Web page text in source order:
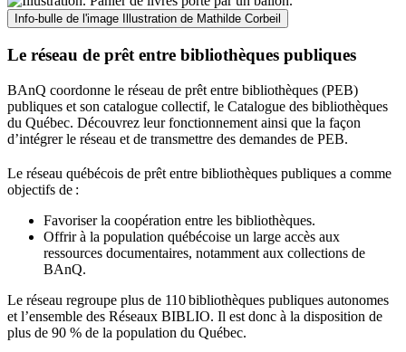
Info-bulle de l'image Illustration de Mathilde Corbeil
Le réseau de prêt entre bibliothèques publiques
BAnQ coordonne le réseau de prêt entre bibliothèques (PEB)
publiques et son catalogue collectif, le Catalogue des bibliothèques
du Québec. Découvrez leur fonctionnement ainsi que la façon
d’intégrer le réseau et de transmettre des demandes de PEB.
Le réseau québécois de prêt entre bibliothèques publiques a comme
objectifs de :
Favoriser la coopération entre les bibliothèques.
Offrir à la population québécoise un large accès aux
ressources documentaires, notamment aux collections de
BAnQ.
Le réseau regroupe plus de 110bibliothèques publiques autonomes
et l’ensemble des Réseaux BIBLIO. Il est donc à la disposition de
plus de 90 % de la population du Québec.